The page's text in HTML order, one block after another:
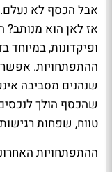
אבל הכסף לא נעלם.
אז לאן הוא
ופיקדונות,
ההתפתחויות.
שנהנים מסביבה
שהכסף הולך
טווח, שפחות
ההתפתחויות